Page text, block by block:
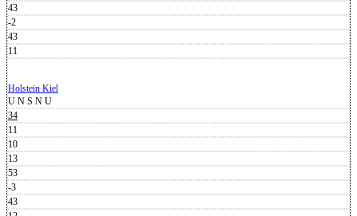
43
-2
43
11
Holstein Kiel
U N S N U
34
11
10
13
53
-3
43